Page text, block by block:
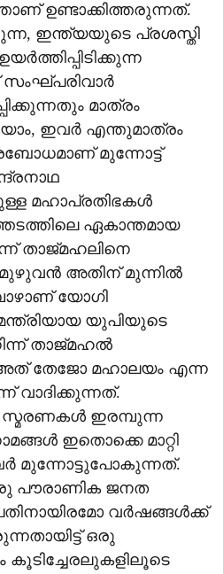
ഉണ്ടാക്കിത്തരുന്നത്.
ഇന്ത്യയുടെ പ്രശസ്തി
സംഘ്പരിവാര്‍
മാത്രം
ഇവര്‍ എന്തുമാത്രം
മുന്നോട്ട്
മഹാപ്രതിഭകള്‍
ഏകാന്തമായ
താജ്മഹലിനെ
മുഴുവന്‍ അതിന് മുന്നില്‍
യോഗി
യുപിയുടെ
താജ്മഹല്‍
അത് തേജോ മഹാലയം എന്ന
വാദിക്കുന്നത്.
സ്മരണകള്‍ ഇരമ്പുന്ന
ഇതൊക്കെ മാറ്റി
മുന്നോട്ടുപോകുന്നത്.
പൗരാണിക ജനത
വര്‍ഷങ്ങള്‍ക്ക്
ഒരു
കൂടിച്ചേരലുകളിലൂടെ